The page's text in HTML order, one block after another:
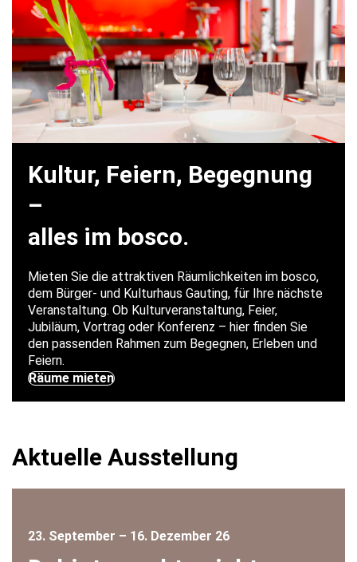
Kultur, Feiern, Begegnung
–
alles im bosco.
Mieten Sie die attraktiven Räumlichkeiten im bosco,
dem Bürger- und Kulturhaus Gauting, für Ihre nächste
Veranstaltung. Ob Kulturveranstaltung, Feier,
Jubiläum, Vortrag oder Konferenz – hier finden Sie
den passenden Rahmen zum Begegnen, Erleben und
Feiern.
Räume mieten
Aktuelle Ausstellung
23. September – 16. Dezember 26